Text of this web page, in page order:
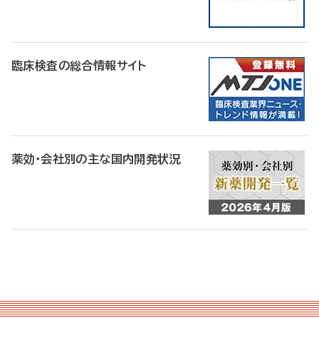
臨床検査の総合情報サイト
薬効・会社別の主な国内開発状況